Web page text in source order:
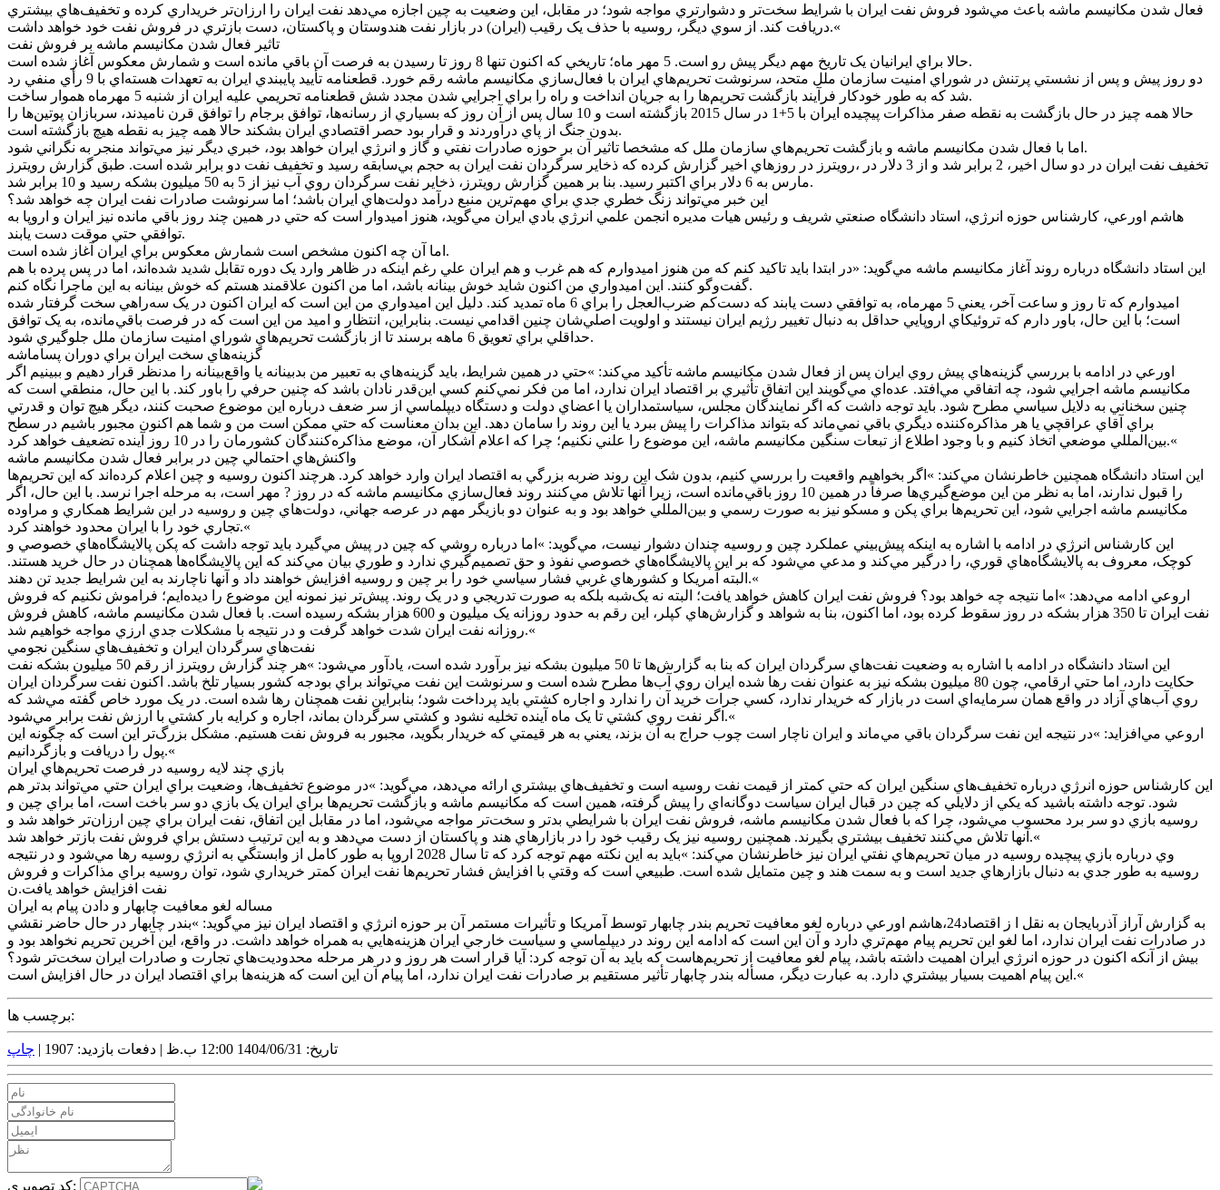
فعال شدن مکانيسم ماشه باعث مي‌شود فروش نفت ايران با شرايط سخت‌تر و دشوارتري مواجه شود؛ در مقابل، اين وضعيت به چين اجازه مي‌دهد نفت ايران را ارزان‌تر خريداري کرده و تخفيف‌هاي بيشتري
دريافت کند. از سوي ديگر، روسيه با حذف يک رقيب (ايران) در بازار نفت هندوستان و پاکستان، دست بازتري در فروش نفت خود خواهد داشت.«
تاثير فعال شدن مکانيسم ماشه بر فروش نفت
حالا براي ايرانيان يک تاريخ مهم ديگر پيش رو است. 5 مهر ماه؛ تاريخي که اکنون تنها 8 روز تا رسيدن به فرصت آن باقي مانده است و شمارش معکوس آغاز شده است.
دو روز پيش و پس از نشستي پرتنش در شوراي امنيت سازمان ملل متحد، سرنوشت تحريم‌هاي ايران با فعال‌سازي مکانيسم ماشه رقم خورد. قطعنامه تأييد پايبندي ايران به تعهدات هسته‌اي با 9 رأي منفي رد
شد که به طور خودکار فرآيند بازگشت تحريم‌ها را به جريان انداخت و راه را براي اجرايي شدن مجدد شش قطعنامه تحريمي عليه ايران از شنبه 5 مهرماه هموار ساخت.
حالا همه چيز در حال بازگشت به نقطه صفر مذاکرات پيچيده ايران با 5+1 در سال 2015 بازگشته است و 10 سال پس از آن روز که بسياري از رسانه‌ها، توافق برجام را توافق قرن ناميدند، سربازان پوتين‌ها را
بدون جنگ از پاي درآوردند و قرار بود حصر اقتصادي ايران بشکند حالا همه چيز به نقطه هيچ بازگشته است.
اما با فعال شدن مکانيسم ماشه و بازگشت تحريم‌هاي سازمان ملل که مشخصا تاثير آن بر حوزه صادرات نفتي و گاز و انرژي ايران خواهد بود، خبري ديگر نيز مي‌تواند منجر به نگراني شود.
رويترز در روز‌هاي اخير گزارش کرده که ذخاير سرگردان نفت ايران به حجم بي‌سابقه رسيد و تخفيف نفت دو برابر شده است. طبق گزارش رويترز، ‎تخفيف نفت ايران در دو سال اخير، 2 برابر شد و از 3 دلار در
مارس به 6 دلار براي اکتبر رسيد. بنا بر همين گزارش رويترز، ذخاير نفت سرگردان روي آب نيز از 5 به 50 ميليون بشکه رسيد و 10 برابر شد.
اين خبر مي‌تواند زنگ خطري جدي براي مهم‌ترين منبع درآمد دولت‌هاي ايران باشد؛ اما سرنوشت صادرات نفت ايران چه خواهد شد؟
هاشم اورعي، کارشناس حوزه انرژي، استاد دانشگاه صنعتي شريف و رئيس هيات مديره انجمن علمي انرژي بادي ايران مي‌گويد، هنوز اميدوار است که حتي در همين چند روز باقي مانده نيز ايران و اروپا به
توافقي حتي موقت دست يابند.
اما آن چه اکنون مشخص است شمارش معکوس براي ايران آغاز شده است.
اين استاد دانشگاه درباره روند آغاز مکانيسم ماشه مي‌گويد: «در ابتدا بايد تاکيد کنم که من هنوز اميدوارم که هم غرب و هم ايران علي رغم اينکه در ظاهر وارد يک دوره تقابل شديد شده‌اند، اما در پس پرده با هم
گفت‌و‌گو کنند. اين اميدواري من اکنون شايد خوش بينانه باشد، اما من اکنون علاقمند هستم که خوش بينانه به اين ماجرا نگاه کنم.
اميدوارم که تا روز و ساعت آخر، يعني 5 مهرماه، به توافقي دست يابند که دست‌کم ضرب‌العجل را براي 6 ماه تمديد کند. دليل اين اميدواري من اين است که ايران اکنون در يک سه‌راهي سخت گرفتار شده
است؛ با اين حال، باور دارم که تروئيکاي اروپايي حداقل به دنبال تغيير رژيم ايران نيستند و اولويت اصلي‌شان چنين اقدامي نيست. بنابراين، انتظار و اميد من اين است که در فرصت باقي‌مانده، به يک توافق
حداقلي براي تعويق 6 ماهه برسند تا از بازگشت تحريم‌هاي شوراي امنيت سازمان ملل جلوگيري شود.
گزينه‌هاي سخت ايران براي دوران پساماشه
اورعي در ادامه با بررسي گزينه‌هاي پيش روي ايران پس از فعال شدن مکانيسم ماشه تأکيد مي‌کند: »حتي در همين شرايط، بايد گزينه‌هاي به تعبير من بدبينانه يا واقع‌بينانه را مدنظر قرار دهيم و ببينيم اگر
مکانيسم ماشه اجرايي شود، چه اتفاقي مي‌افتد. عده‌اي مي‌گويند اين اتفاق تأثيري بر اقتصاد ايران ندارد، اما من فکر نمي‌کنم کسي اين‌قدر نادان باشد که چنين حرفي را باور کند. با اين حال، منطقي است که
چنين سخناني به دلايل سياسي مطرح شود. بايد توجه داشت که اگر نمايندگان مجلس، سياستمداران يا اعضاي دولت و دستگاه ديپلماسي از سر ضعف درباره اين موضوع صحبت کنند، ديگر هيچ توان و قدرتي
براي آقاي عراقچي يا هر مذاکره‌کننده ديگري باقي نمي‌ماند که بتواند مذاکرات را پيش ببرد يا اين روند را سامان دهد. اين بدان معناست که حتي ممکن است من و شما هم اکنون مجبور باشيم در سطح
بين‌المللي موضعي اتخاذ کنيم و با وجود اطلاع از تبعات سنگين مکانيسم ماشه، اين موضوع را علني نکنيم؛ چرا که اعلام آشکار آن، موضع مذاکره‌کنندگان کشورمان را در 10 روز آينده تضعيف خواهد کرد.«
واکنش‌هاي احتمالي چين در برابر فعال شدن مکانيسم ماشه
اين استاد دانشگاه همچنين خاطرنشان مي‌کند: »اگر بخواهيم واقعيت را بررسي کنيم، بدون شک اين روند ضربه بزرگي به اقتصاد ايران وارد خواهد کرد. هرچند اکنون روسيه و چين اعلام کرده‌اند که اين تحريم‌ها
را قبول ندارند، اما به نظر من اين موضع‌گيري‌ها صرفاً در همين 10 روز باقي‌مانده است، زيرا آنها تلاش مي‌کنند روند فعال‌سازي مکانيسم ماشه که در روز ? مهر است، به مرحله اجرا نرسد. با اين حال، اگر
مکانيسم ماشه اجرايي شود، اين تحريم‌ها براي پکن و مسکو نيز به صورت رسمي و بين‌المللي خواهد بود و به عنوان دو بازيگر مهم در عرصه جهاني، دولت‌هاي چين و روسيه در اين شرايط همکاري و مراوده
تجاري خود را با ايران محدود خواهند کرد.«
اين کارشناس انرژي در ادامه با اشاره به اينکه پيش‌بيني عملکرد چين و روسيه چندان دشوار نيست، مي‌گويد: »اما درباره روشي که چين در پيش مي‌گيرد بايد توجه داشت که پکن پالايشگاه‌هاي خصوصي و
کوچک، معروف به پالايشگاه‌هاي قوري، را درگير مي‌کند و مدعي مي‌شود که بر اين پالايشگاه‌هاي خصوصي نفوذ و حق تصميم‌گيري ندارد و طوري بيان مي‌کند که اين پالايشگاه‌ها همچنان در حال خريد هستند.
البته آمريکا و کشور‌هاي غربي فشار سياسي خود را بر چين و روسيه افزايش خواهند داد و آنها ناچارند به اين شرايط جديد تن دهند.«
اروعي ادامه مي‌دهد: »اما نتيجه چه خواهد بود؟ فروش نفت ايران کاهش خواهد يافت؛ البته نه يک‌شبه بلکه به صورت تدريجي و در يک روند. پيش‌تر نيز نمونه اين موضوع را ديده‌ايم؛ فراموش نکنيم که فروش
نفت ايران تا 350 هزار بشکه در روز سقوط کرده بود، اما اکنون، بنا به شواهد و گزارش‌هاي کپلر، اين رقم به حدود روزانه يک ميليون و 600 هزار بشکه رسيده است. با فعال شدن مکانيسم ماشه، کاهش فروش
روزانه نفت ايران شدت خواهد گرفت و در نتيجه با مشکلات جدي ارزي مواجه خواهيم شد.«
نفت‌هاي سرگردان ايران و تخفيف‌هاي سنگين نجومي
اين استاد دانشگاه در ادامه با اشاره به وضعيت نفت‌هاي سرگردان ايران که بنا به گزارش‌ها تا 50 ميليون بشکه نيز برآورد شده است، يادآور مي‌شود: »هر چند گزارش رويترز از رقم 50 ميليون بشکه نفت
حکايت دارد، اما حتي ارقامي، چون 80 ميليون بشکه نيز به عنوان نفت رها شده ايران روي آب‌ها مطرح شده است و سرنوشت اين نفت مي‌تواند براي بودجه کشور بسيار تلخ باشد. اکنون نفت سرگردان ايران
روي آب‌هاي آزاد در واقع همان سرمايه‌اي است در بازار که خريدار ندارد، کسي جرات خريد آن را ندارد و اجاره کشتي بايد پرداخت شود؛ بنابراين نفت همچنان رها شده است. در يک مورد خاص گفته مي‌شد که
اگر نفت روي کشتي تا يک ماه آينده تخليه نشود و کشتي سرگردان بماند، اجاره و کرايه بار کشتي با ارزش نفت برابر مي‌شود.«
اروعي مي‌افزايد: »در نتيجه اين نفت سرگردان باقي مي‌ماند و ايران ناچار است چوب حراج به آن بزند، يعني به هر قيمتي که خريدار بگويد، مجبور به فروش نفت هستيم. مشکل بزرگ‌تر اين است که چگونه اين
پول را دريافت و بازگردانيم.«
بازي چند لايه روسيه در فرصت تحريم‌هاي ايران
اين کارشناس حوزه انرژي درباره تخفيف‌هاي سنگين ايران که حتي کمتر از قيمت نفت روسيه است و تخفيف‌هاي بيشتري ارائه مي‌دهد، مي‌گويد: »در موضوع تخفيف‌ها، وضعيت براي ايران حتي مي‌تواند بدتر هم
شود. توجه داشته باشيد که يکي از دلايلي که چين در قبال ايران سياست دوگانه‌اي را پيش گرفته، همين است که مکانيسم ماشه و بازگشت تحريم‌ها براي ايران يک بازي دو سر باخت است، اما براي چين و
روسيه بازي دو سر برد محسوب مي‌شود، چرا که با فعال شدن مکانيسم ماشه، فروش نفت ايران با شرايطي بدتر و سخت‌تر مواجه مي‌شود، اما در مقابل اين اتفاق، نفت ايران براي چين ارزان‌تر خواهد شد و
آنها تلاش مي‌کنند تخفيف بيشتري بگيرند. همچنين روسيه نيز يک رقيب خود را در بازار‌هاي هند و پاکستان از دست مي‌دهد و به اين ترتيب دستش براي فروش نفت بازتر خواهد شد.«
وي درباره بازي پيچيده روسيه در ميان تحريم‌هاي نفتي ايران نيز خاطرنشان مي‌کند: »بايد به اين نکته مهم توجه کرد که تا سال 2028 اروپا به طور کامل از وابستگي به انرژي روسيه رها مي‌شود و در نتيجه
روسيه به طور جدي به دنبال بازار‌هاي جديد است و به سمت هند و چين متمايل شده است. طبيعي است که وقتي با افزايش فشار تحريم‌ها نفت ايران کمتر خريداري شود، توان روسيه براي مذاکرات و فروش
نفت افزايش خواهد يافت.ن
مساله لغو معافيت چابهار و دادن پيام به ايران
به گزارش آراز آذربايجان به نقل ا ز اقتصاد24،هاشم اورعي درباره لغو معافيت تحريم بندر چابهار توسط آمريکا و تأثيرات مستمر آن بر حوزه انرژي و اقتصاد ايران نيز مي‌گويد: »بندر چابهار در حال حاضر نقشي
در صادرات نفت ايران ندارد، اما لغو اين تحريم پيام مهم‌تري دارد و آن اين است که ادامه اين روند در ديپلماسي و سياست خارجي ايران هزينه‌هايي به همراه خواهد داشت. در واقع، اين آخرين تحريم نخواهد بود و
بيش از آنکه اکنون در حوزه انرژي ايران اهميت داشته باشد، پيام لغو معافيت از تحريم‌هاست که بايد به آن توجه کرد: آيا قرار است هر روز و در هر مرحله محدوديت‌هاي تجارت و صادرات ايران سخت‌تر شود؟
اين پيام اهميت بسيار بيشتري دارد. به عبارت ديگر، مسأله بندر چابهار تأثير مستقيم بر صادرات نفت ايران ندارد، اما پيام آن اين است که هزينه‌ها براي اقتصاد ايران در حال افزايش است.«
برچسب ها:
تاریخ: 1404/06/31 12:00 ب.ظ | دفعات بازدید: 1907 | چاپ
کد تصویری: